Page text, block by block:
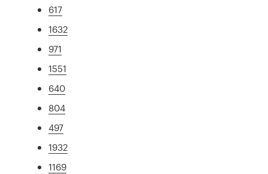
617
1632
971
1551
640
804
497
1932
1169